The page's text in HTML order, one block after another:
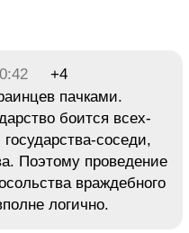
+4
пачками.
боится всех-
соседи,
Поэтому проведение
враждебного
логично.